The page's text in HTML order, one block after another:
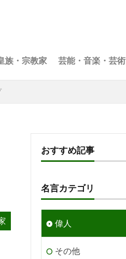
族・宗教家 芸能・音楽・芸術
おすすめ記事
名言カテゴリ
偉人
その他